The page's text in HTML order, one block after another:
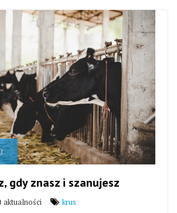
gdy znasz i szanujesz
aktualności krus